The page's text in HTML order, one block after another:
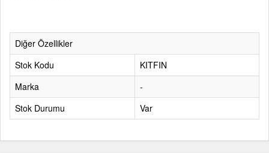
Diğer Özellikler
Stok Kodu
KITFIN
Marka
-
Stok Durumu
Var